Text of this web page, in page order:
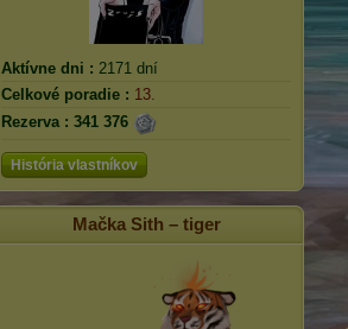
Aktívne dni : 2171 dní
Celkové poradie : 13.
Rezerva : 341 376
História vlastníkov
Mačka Sith – tiger